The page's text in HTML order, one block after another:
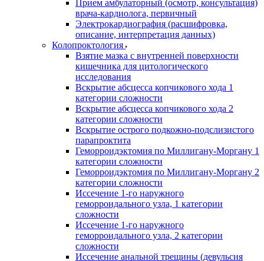
Прием амбулаторный (осмотр, консультация)
врача-кардиолога, первичный
Электрокардиография (расшифровка,
описание, интерпретация данных)
Колопроктология
Взятие мазка с внутренней поверхности
кишечника для цитологического
исследования
Вскрытие абсцесса копчикового хода 1
категории сложности
Вскрытие абсцесса копчикового хода 2
категории сложности
Вскрытие острого подкожно-подслизистого
парапроктита
Геморроидэктомия по Миллигану-Моргану 1
категории сложности
Геморроидэктомия по Миллигану-Моргану 2
категории сложности
Иссечение 1-го наружного
геморроидального узла, 1 категории
сложности
Иссечение 1-го наружного
геморроидального узла, 2 категории
сложности
Иссечение анальной трещины (девульсия